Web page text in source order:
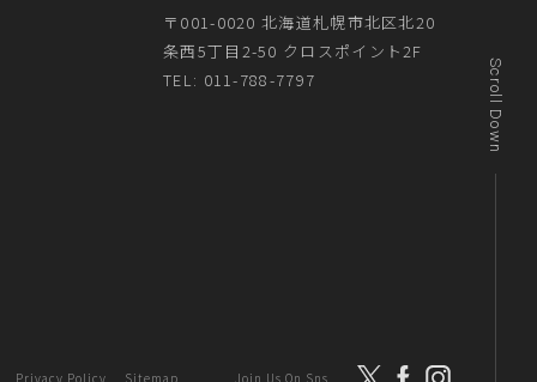
Scroll Down
〒001-0020 北海道札幌市北区北20
条西5丁目2-50 クロスポイント2F
TEL: 011-788-7797
Privacy Policy Sitemap Join Us On Sns